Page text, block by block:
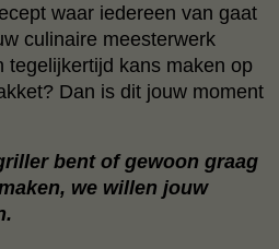
waar iedereen van gaat
culinaire meesterwerk
tegelijkertijd kans maken op
Dan is dit jouw moment
bent of gewoon graag
we willen jouw